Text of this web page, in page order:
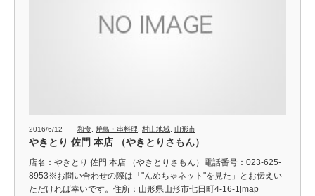
2016/6/12 和食 焼鳥・串料理 村山地域 山形市
やきとり 佐門 本店 （やきとりさもん）
店名：やきとり 佐門 本店 （やきとりさもん）電話番号：023-625-
8953※お問い合わせの際は「"んめちゃネット"を見た」とお伝えい
ただければ幸いです。住所：山形県山形市七日町4-16-1[map